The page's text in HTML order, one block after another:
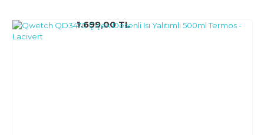
1.699,00 TL